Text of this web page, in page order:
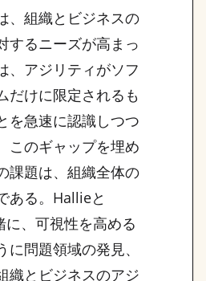
、組織とビジネスの
するニーズが高まっ
、アジリティがソフ
だけに限定されるも
を急速に認識しつつ
このギャップを埋め
課題は、組織全体の
ある。Hallieと
、可視性を高める
に問題領域の発見、
織とビジネスのアジ